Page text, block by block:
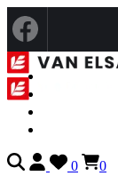
0 0